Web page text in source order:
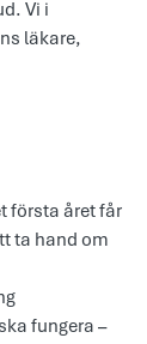
Vi i
läkare,
första året får
ta hand om
fungera –